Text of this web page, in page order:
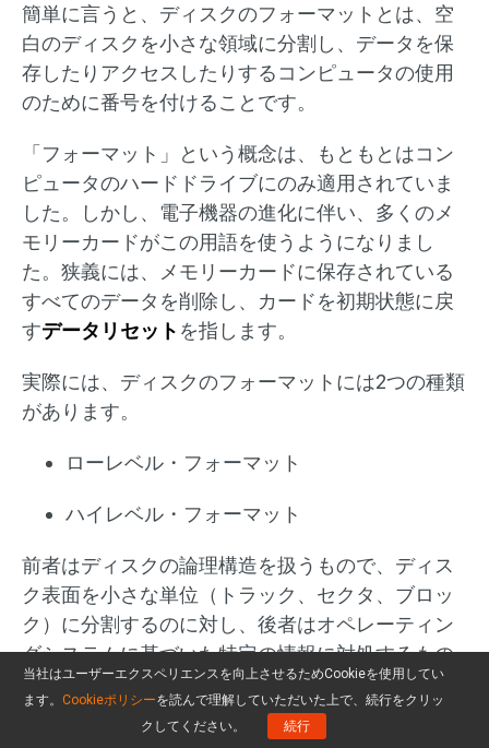
簡単に言うと、ディスクのフォーマットとは、空
白のディスクを小さな領域に分割し、データを保
存したりアクセスしたりするコンピュータの使用
のために番号を付けることです。
「フォーマット」という概念は、もともとはコン
ピュータのハードドライブにのみ適用されていま
した。しかし、電子機器の進化に伴い、多くのメ
モリーカードがこの用語を使うようになりまし
た。狭義には、メモリーカードに保存されている
すべてのデータを削除し、カードを初期状態に戻
すデータリセット を指します。
実際には、ディスクのフォーマットには2つの種類
があります。
ローレベル・フォーマット
ハイレベル・フォーマット
前者はディスクの論理構造を扱うもので、ディス
ク表面を小さな単位（トラック、セクタ、ブロッ
ク）に分割するのに対し、後者はオペレーティン
グシステムに基づいた特定の情報に対処するもの
です。
ローレベル・フォーマットとハイレベル・フォー
当社はユーザーエクスペリエンスを向上させるためCookieを使用してい
ます。 Cookieポリシーを読んで理解していただいた上で、続行をクリッ
クしてください。
続行